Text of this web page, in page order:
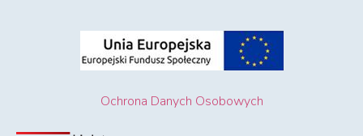
Ochrona Danych Osobowych